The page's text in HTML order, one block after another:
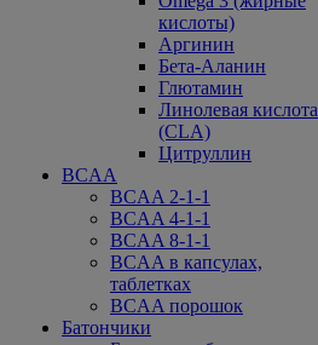
кислоты)
Аргинин
Бета-Аланин
Глютамин
Линолевая кислота
(CLA)
Цитруллин
BCAA
BCAA 2-1-1
BCAA 4-1-1
BCAA 8-1-1
BCAA в капсулах,
таблетках
BCAA порошок
Батончики